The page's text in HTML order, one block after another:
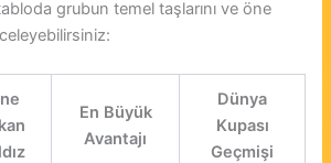
grubun temel taşlarını ve öne
En Büyük
Avantajı
Dünya
Kupası
Geçmişi